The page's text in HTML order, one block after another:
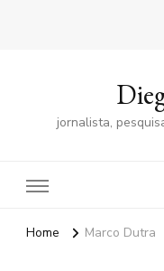
jornalista,
Home Marco Dutra